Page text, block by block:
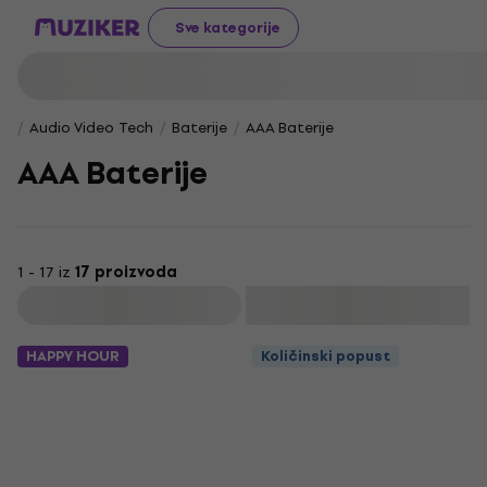
Sve kategorije
Audio Video Tech Baterije AAA Baterije
AAA Baterije
1 - 17 iz 17 proizvoda
HAPPY HOUR Količinski popust